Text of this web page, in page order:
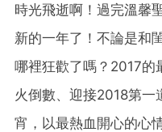
時光飛逝啊！過完溫馨
新的一年了！不論是和
哪裡狂歡了嗎？2017的
火倒數、迎接2018第一
宵，以最熱血開心的心